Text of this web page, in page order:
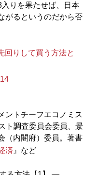
りを果たせば、日本
がるというのだから否
回りして買う方法と
ントチーフエコノミス
ト調査委員会委員、景
（内閣府）委員。著書
済 』など